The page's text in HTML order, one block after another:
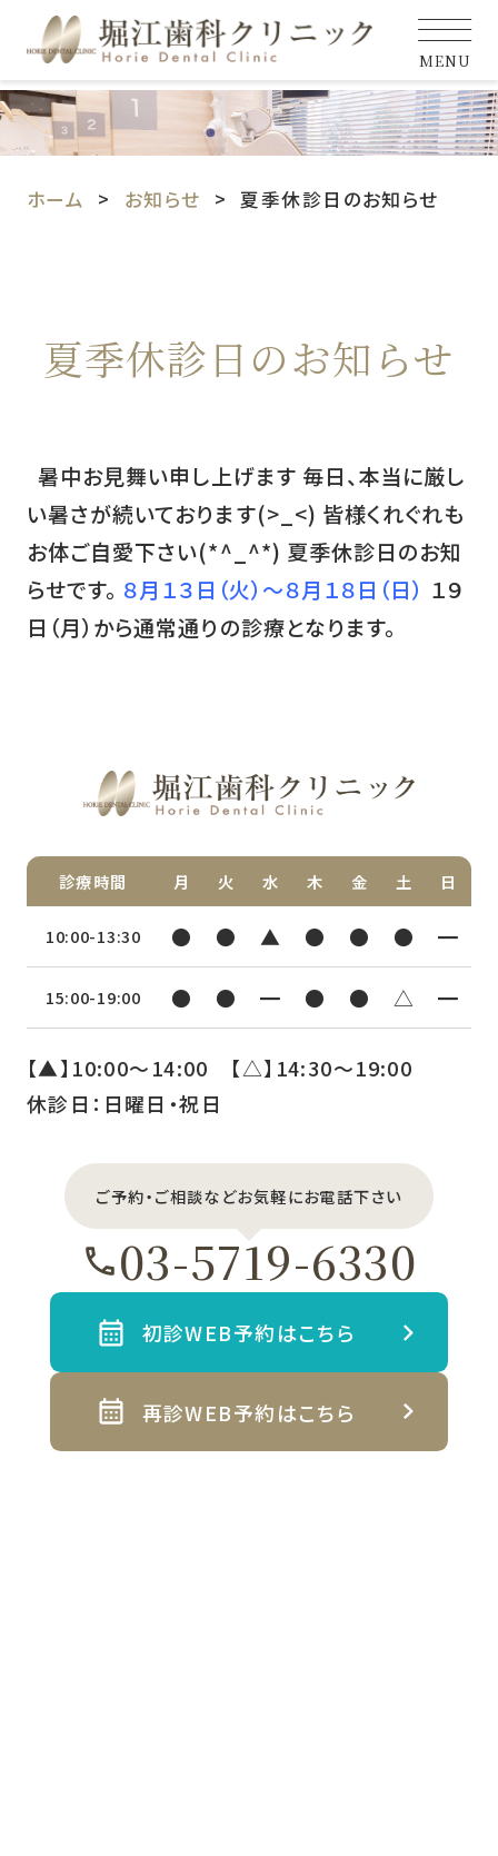
MENU
ホーム お知らせ 夏季休診日のお知らせ
夏季休診日のお知らせ
暑中お見舞い申し上げます 毎日、本当に厳し
い暑さが続いております(>_<) 皆様くれぐれも
お体ご自愛下さい(*^_^*) 夏季休診日のお知
らせです。 ８月１３日（火）〜８月１８日（日） １９
日（月）から通常通りの診療となります。
診療時間 月 火 水 木 金 土 日
10:00-13:30 ● ● ▲ ● ● ● ━
15:00-19:00 ● ● ━ ● ● △ ━
【▲】10:00〜14:00 【△】14:30〜19:00
休診日：日曜日・祝日
ご予約・ご相談などお気軽にお電話下さい
03-5719-6330
初診WEB予約はこちら
再診WEB予約はこちら